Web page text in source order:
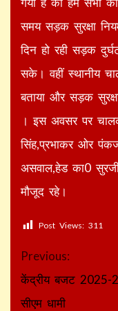
समय सड़क सुरक्षा
दिन हो रही सड़क
सके। वहीं स्थानीय
बताया और सड़क
। इस अवसर पर
सिंह,प्रभाकर ओर
असवाल,हेड का0
मौजूद रहे।
Post Views: 311
Continue
Reading
Previous:
केंद्रीय बजट 2025-
सीएम धामी